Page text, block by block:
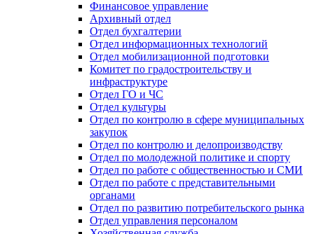
Финансовое управление
Архивный отдел
Отдел бухгалтерии
Отдел информационных технологий
Отдел мобилизационной подготовки
Комитет по градостроительству и
инфраструктуре
Отдел ГО и ЧС
Отдел культуры
Отдел по контролю в сфере муниципальных
закупок
Отдел по контролю и делопроизводству
Отдел по молодежной политике и спорту
Отдел по работе с общественностью и СМИ
Отдел по работе с представительными
органами
Отдел по развитию потребительского рынка
Отдел управления персоналом